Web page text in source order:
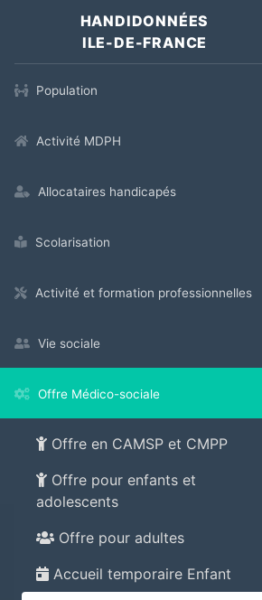
HANDIDONNÉES
ILE-DE-FRANCE
Population
Activité MDPH
Allocataires handicapés
Scolarisation
Activité et formation professionnelles
Vie sociale
Offre Médico-sociale
Offre en CAMSP et CMPP
Offre pour enfants et
adolescents
Offre pour adultes
Accueil temporaire Enfant